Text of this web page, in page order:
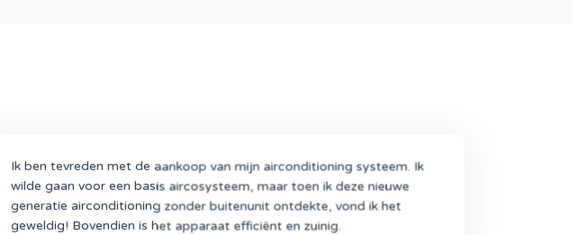
Ik ben tevreden met de aankoop van mijn airconditioning systeem. Ik
wilde gaan voor een basis aircosysteem, maar toen ik deze nieuwe
generatie airconditioning zonder buitenunit ontdekte, vond ik het
geweldig! Bovendien is het apparaat efficiënt en zuinig.